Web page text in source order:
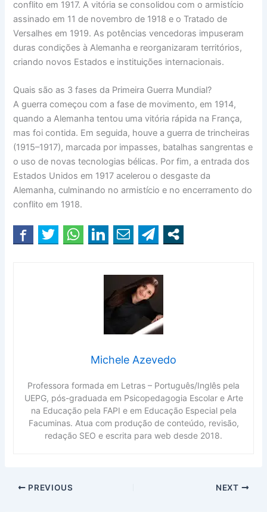
conflito em 1917. A vitória se consolidou com o armistício
assinado em 11 de novembro de 1918 e o Tratado de
Versalhes em 1919. As potências vencedoras impuseram
duras condições à Alemanha e reorganizaram territórios,
criando novos Estados e instituições internacionais.
Quais são as 3 fases da Primeira Guerra Mundial?
A guerra começou com a fase de movimento, em 1914,
quando a Alemanha tentou uma vitória rápida na França,
mas foi contida. Em seguida, houve a guerra de trincheiras
(1915–1917), marcada por impasses, batalhas sangrentas e
o uso de novas tecnologias bélicas. Por fim, a entrada dos
Estados Unidos em 1917 acelerou o desgaste da
Alemanha, culminando no armistício e no encerramento do
conflito em 1918.
Michele Azevedo
Professora formada em Letras – Português/Inglês pela
UEPG, pós-graduada em Psicopedagogia Escolar e Arte
na Educação pela FAPI e em Educação Especial pela
Facuminas. Atua com produção de conteúdo, revisão,
redação SEO e escrita para web desde 2018.
PREVIOUS NEXT